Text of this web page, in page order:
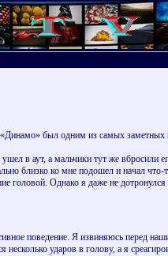
был одним из самых заметных
аут, а мальчики тут же вбросили
близко ко мне подошел и начал что-
головой. Однако я даже не
поведение. Я извиняюсь перед
ударов в голову, а я